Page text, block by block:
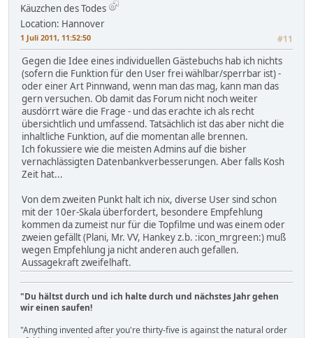
Käuzchen des Todes
Location: Hannover
1 Juli 2011, 11:52:50 #11
Gegen die Idee eines individuellen Gästebuchs hab ich nichts
(sofern die Funktion für den User frei wählbar/sperrbar ist) -
oder einer Art Pinnwand, wenn man das mag, kann man das
gern versuchen. Ob damit das Forum nicht noch weiter
ausdörrt wäre die Frage - und das erachte ich als recht
übersichtlich und umfassend. Tatsächlich ist das aber nicht die
inhaltliche Funktion, auf die momentan alle brennen.
Ich fokussiere wie die meisten Admins auf die bisher
vernachlässigten Datenbankverbesserungen. Aber falls Kosh
Zeit hat...
Von dem zweiten Punkt halt ich nix, diverse User sind schon
mit der 10er-Skala überfordert, besondere Empfehlung
kommen da zumeist nur für die Topfilme und was einem oder
zweien gefällt (Plani, Mr. VV, Hankey z.b. :icon_mrgreen:) muß
wegen Empfehlung ja nicht anderen auch gefallen.
Aussagekraft zweifelhaft.
"Du hältst durch und ich halte durch und nächstes Jahr gehen
wir einen saufen!
"Anything invented after you're thirty-five is against the natural order